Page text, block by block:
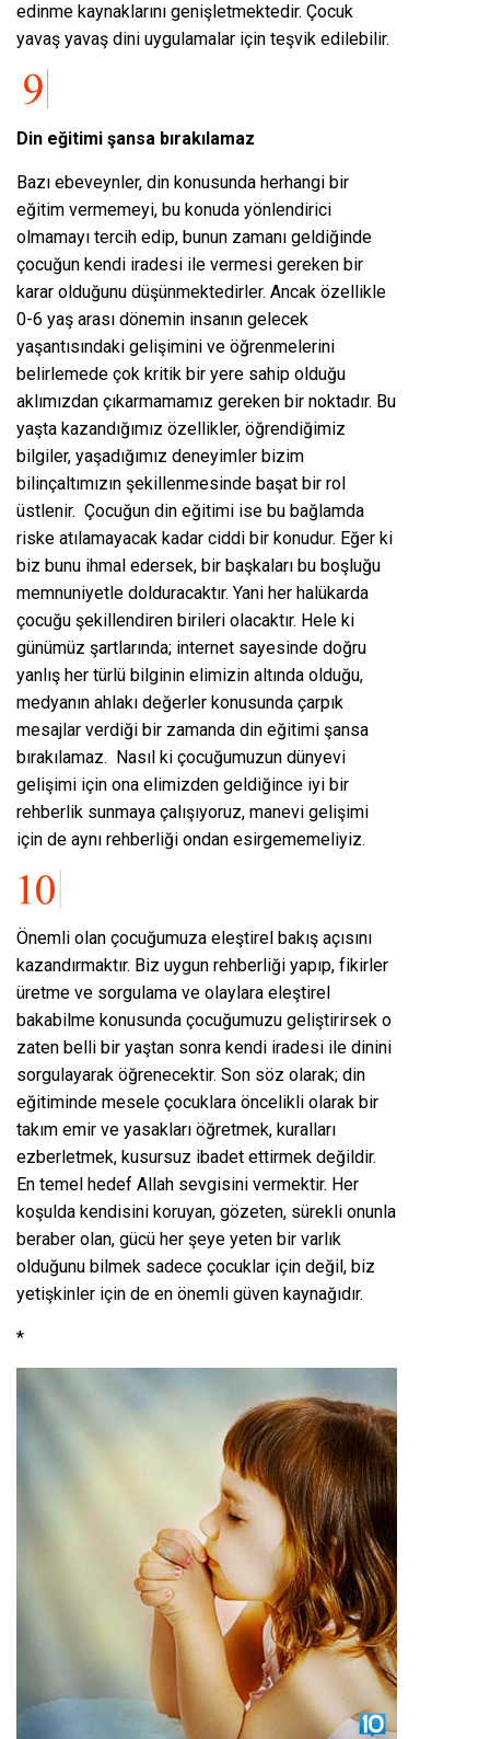
edinme kaynaklarını genişletmektedir. Çocuk
yavaş yavaş dini uygulamalar için teşvik edilebilir.
Din eğitimi şansa bırakılamaz
Bazı ebeveynler, din konusunda herhangi bir
eğitim vermemeyi, bu konuda yönlendirici
olmamayı tercih edip, bunun zamanı geldiğinde
çocuğun kendi iradesi ile vermesi gereken bir
karar olduğunu düşünmektedirler. Ancak özellikle
0-6 yaş arası dönemin insanın gelecek
yaşantısındaki gelişimini ve öğrenmelerini
belirlemede çok kritik bir yere sahip olduğu
aklımızdan çıkarmamamız gereken bir noktadır. Bu
yaşta kazandığımız özellikler, öğrendiğimiz
bilgiler, yaşadığımız deneyimler bizim
bilinçaltımızın şekillenmesinde başat bir rol
üstlenir. Çocuğun din eğitimi ise bu bağlamda
riske atılamayacak kadar ciddi bir konudur. Eğer ki
biz bunu ihmal edersek, bir başkaları bu boşluğu
memnuniyetle dolduracaktır. Yani her halükarda
çocuğu şekillendiren birileri olacaktır. Hele ki
günümüz şartlarında; internet sayesinde doğru
yanlış her türlü bilginin elimizin altında olduğu,
medyanın ahlakı değerler konusunda çarpık
mesajlar verdiği bir zamanda din eğitimi şansa
bırakılamaz. Nasıl ki çocuğumuzun dünyevi
gelişimi için ona elimizden geldiğince iyi bir
rehberlik sunmaya çalışıyoruz, manevi gelişimi
için de aynı rehberliği ondan esirgememeliyiz.
Önemli olan çocuğumuza eleştirel bakış açısını
kazandırmaktır. Biz uygun rehberliği yapıp, fikirler
üretme ve sorgulama ve olaylara eleştirel
bakabilme konusunda çocuğumuzu geliştirirsek o
zaten belli bir yaştan sonra kendi iradesi ile dinini
sorgulayarak öğrenecektir. Son söz olarak; din
eğitiminde mesele çocuklara öncelikli olarak bir
takım emir ve yasakları öğretmek, kuralları
ezberletmek, kusursuz ibadet ettirmek değildir.
En temel hedef Allah sevgisini vermektir. Her
koşulda kendisini koruyan, gözeten, sürekli onunla
beraber olan, gücü her şeye yeten bir varlık
olduğunu bilmek sadece çocuklar için değil, biz
yetişkinler için de en önemli güven kaynağıdır.
*